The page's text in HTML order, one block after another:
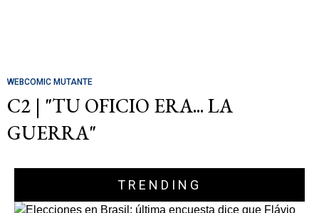
WEBCOMIC MUTANTE
C2 | "TU OFICIO ERA... LA
GUERRA"
TRENDING